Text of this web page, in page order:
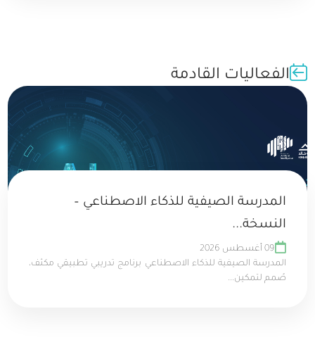
الفعاليات القادمة
المدرسة الصيفية للذكاء الاصطناعي –
النسخة...
09 أغسطس 2026
المدرسة الصيفية للذكاء الاصطناعي برنامج تدريبي تطبيقي مكثف،
صُمم لتمكين...